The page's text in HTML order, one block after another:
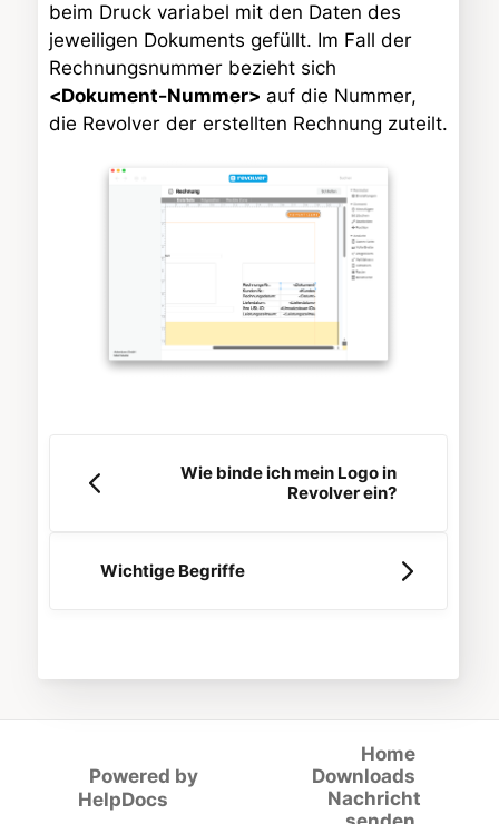
beim Druck variabel mit den Daten des
jeweiligen Dokuments gefüllt. Im Fall der
Rechnungsnummer bezieht sich
<Dokument-Nummer> auf die Nummer,
die Revolver der erstellten Rechnung zuteilt.
Wie binde ich mein Logo in
Revolver ein?
Wichtige Begriffe
Powered by
HelpDocs (opens in a new tab)
Home
Downloads
Nachricht